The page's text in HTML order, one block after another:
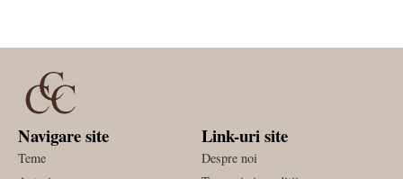
Navigare site
Teme
Link-uri site
Despre noi